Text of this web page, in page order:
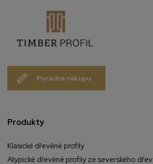
Poradce nákupu
Produkty
Klasické dřevěné profily
Atypické dřevěné profily ze severského